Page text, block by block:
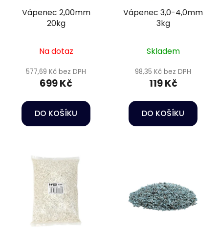
Vápenec 2,00mm
20kg
Na dotaz
577,69 Kč bez DPH
699 Kč
DO KOŠÍKU
Vápenec 3,0-4,0mm
3kg
Skladem
98,35 Kč bez DPH
119 Kč
DO KOŠÍKU